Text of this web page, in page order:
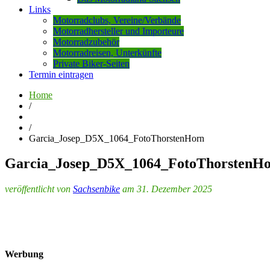
Links
Motorradclubs, Vereine/Verbände
Motorradhersteller und Importeure
Motorradzubehör
Motorradreisen, Unterkünfte
Private Biker-Seiten
Termin eintragen
Home
/
/
Garcia_Josep_D5X_1064_FotoThorstenHorn
veröffentlicht von Sachsenbike am 31. Dezember 2025
Werbung